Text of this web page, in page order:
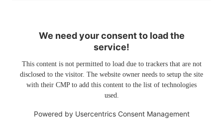
We need your consent to load the
service!
This content is not permitted to load due to trackers that are not
disclosed to the visitor. The website owner needs to setup the site
with their CMP to add this content to the list of technologies
used.
Powered by Usercentrics Consent Management